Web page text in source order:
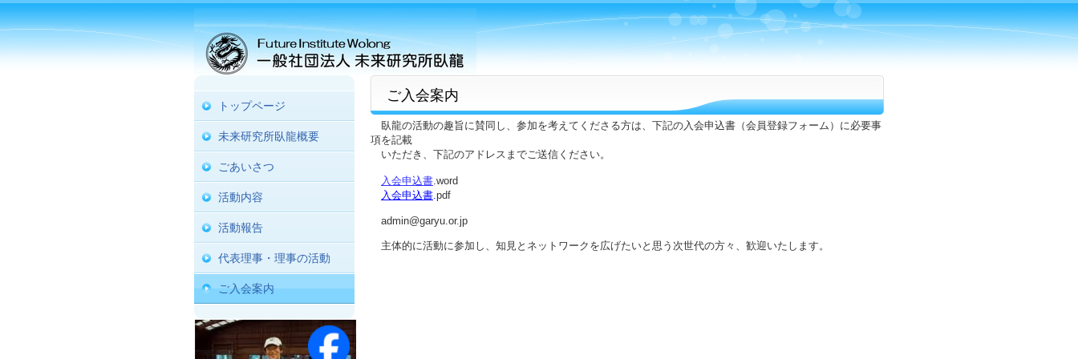
トップページ
未来研究所臥龍概要
ごあいさつ
活動内容
活動報告
代表理事・理事の活動
ご入会案内
ご入会案内
臥龍の活動の趣旨に賛同し、参加を考えてくださる方は、下記の入会申込書（会員登録フォーム）に必要事
項を記載
いただき、下記のアドレスまでご送信ください。
入会申込書.word
入会申込書.pdf
admin@garyu.or.jp
主体的に活動に参加し、知見とネットワークを広げたいと思う次世代の方々、歓迎いたします。